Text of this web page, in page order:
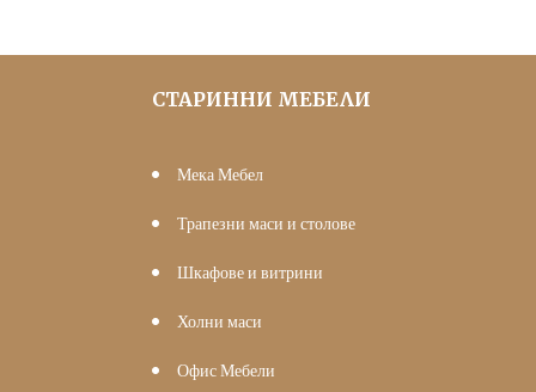
СТАРИННИ МЕБЕЛИ
Мека Мебел
Трапезни маси и столове
Шкафове и витрини
Холни маси
Офис Мебели